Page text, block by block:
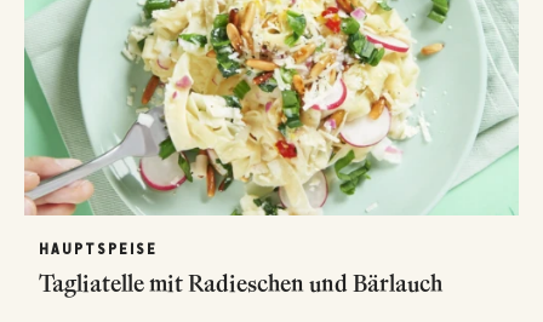
HAUPTSPEISE
Tagliatelle mit Radieschen und Bärlauch